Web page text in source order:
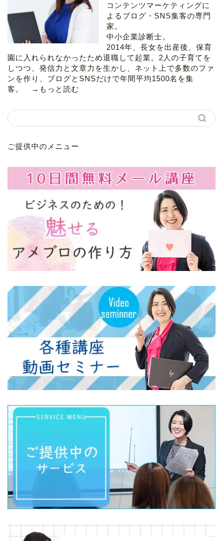
コンテンツマーケティングに
よるブログ・SNS集客の専門
家。
中小企業診断士。
2014年、長女を出産後、保育
園に入れられなかったため退職して起業。2人の子育てを
しつつ、発信力と文章力を生かし、ネット上で多数のファ
ンを作り、ブログとSNSだけで年間平均1500名を集
客。 → もっと読む
ご提供中のメニュー